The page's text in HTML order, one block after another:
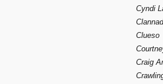
Cyndi
Clannad
Clueso
Craig